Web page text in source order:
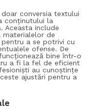
conversia textului
conținutului la
Aceasta include
materialelor de
a se potrivi cu
ofense. De
bine într-o
a fi la fel de eficient
au cunoștințe
ajustări pentru a